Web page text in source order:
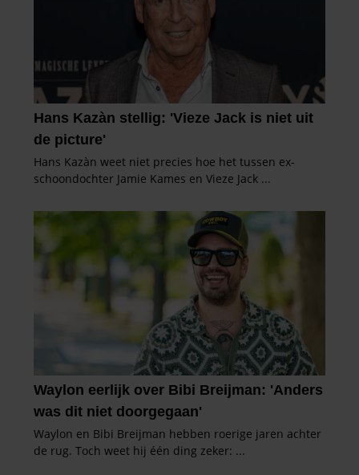
informatie over uw gebruik van onze site met onze
partners voor social media, adverteren en analyse. Deze
partners kunnen deze gegevens combineren met andere
informatie die u aan ze heeft verstrekt of die ze hebben
verzameld op basis van uw gebruik van hun services. U
gaat akkoord met onze cookies als u onze website blijft
gebruiken.